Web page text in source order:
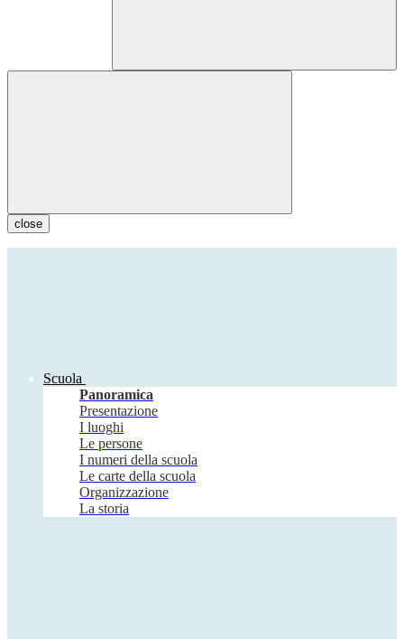
close
Scuola
Panoramica
Presentazione
I luoghi
Le persone
I numeri della scuola
Le carte della scuola
Organizzazione
La storia